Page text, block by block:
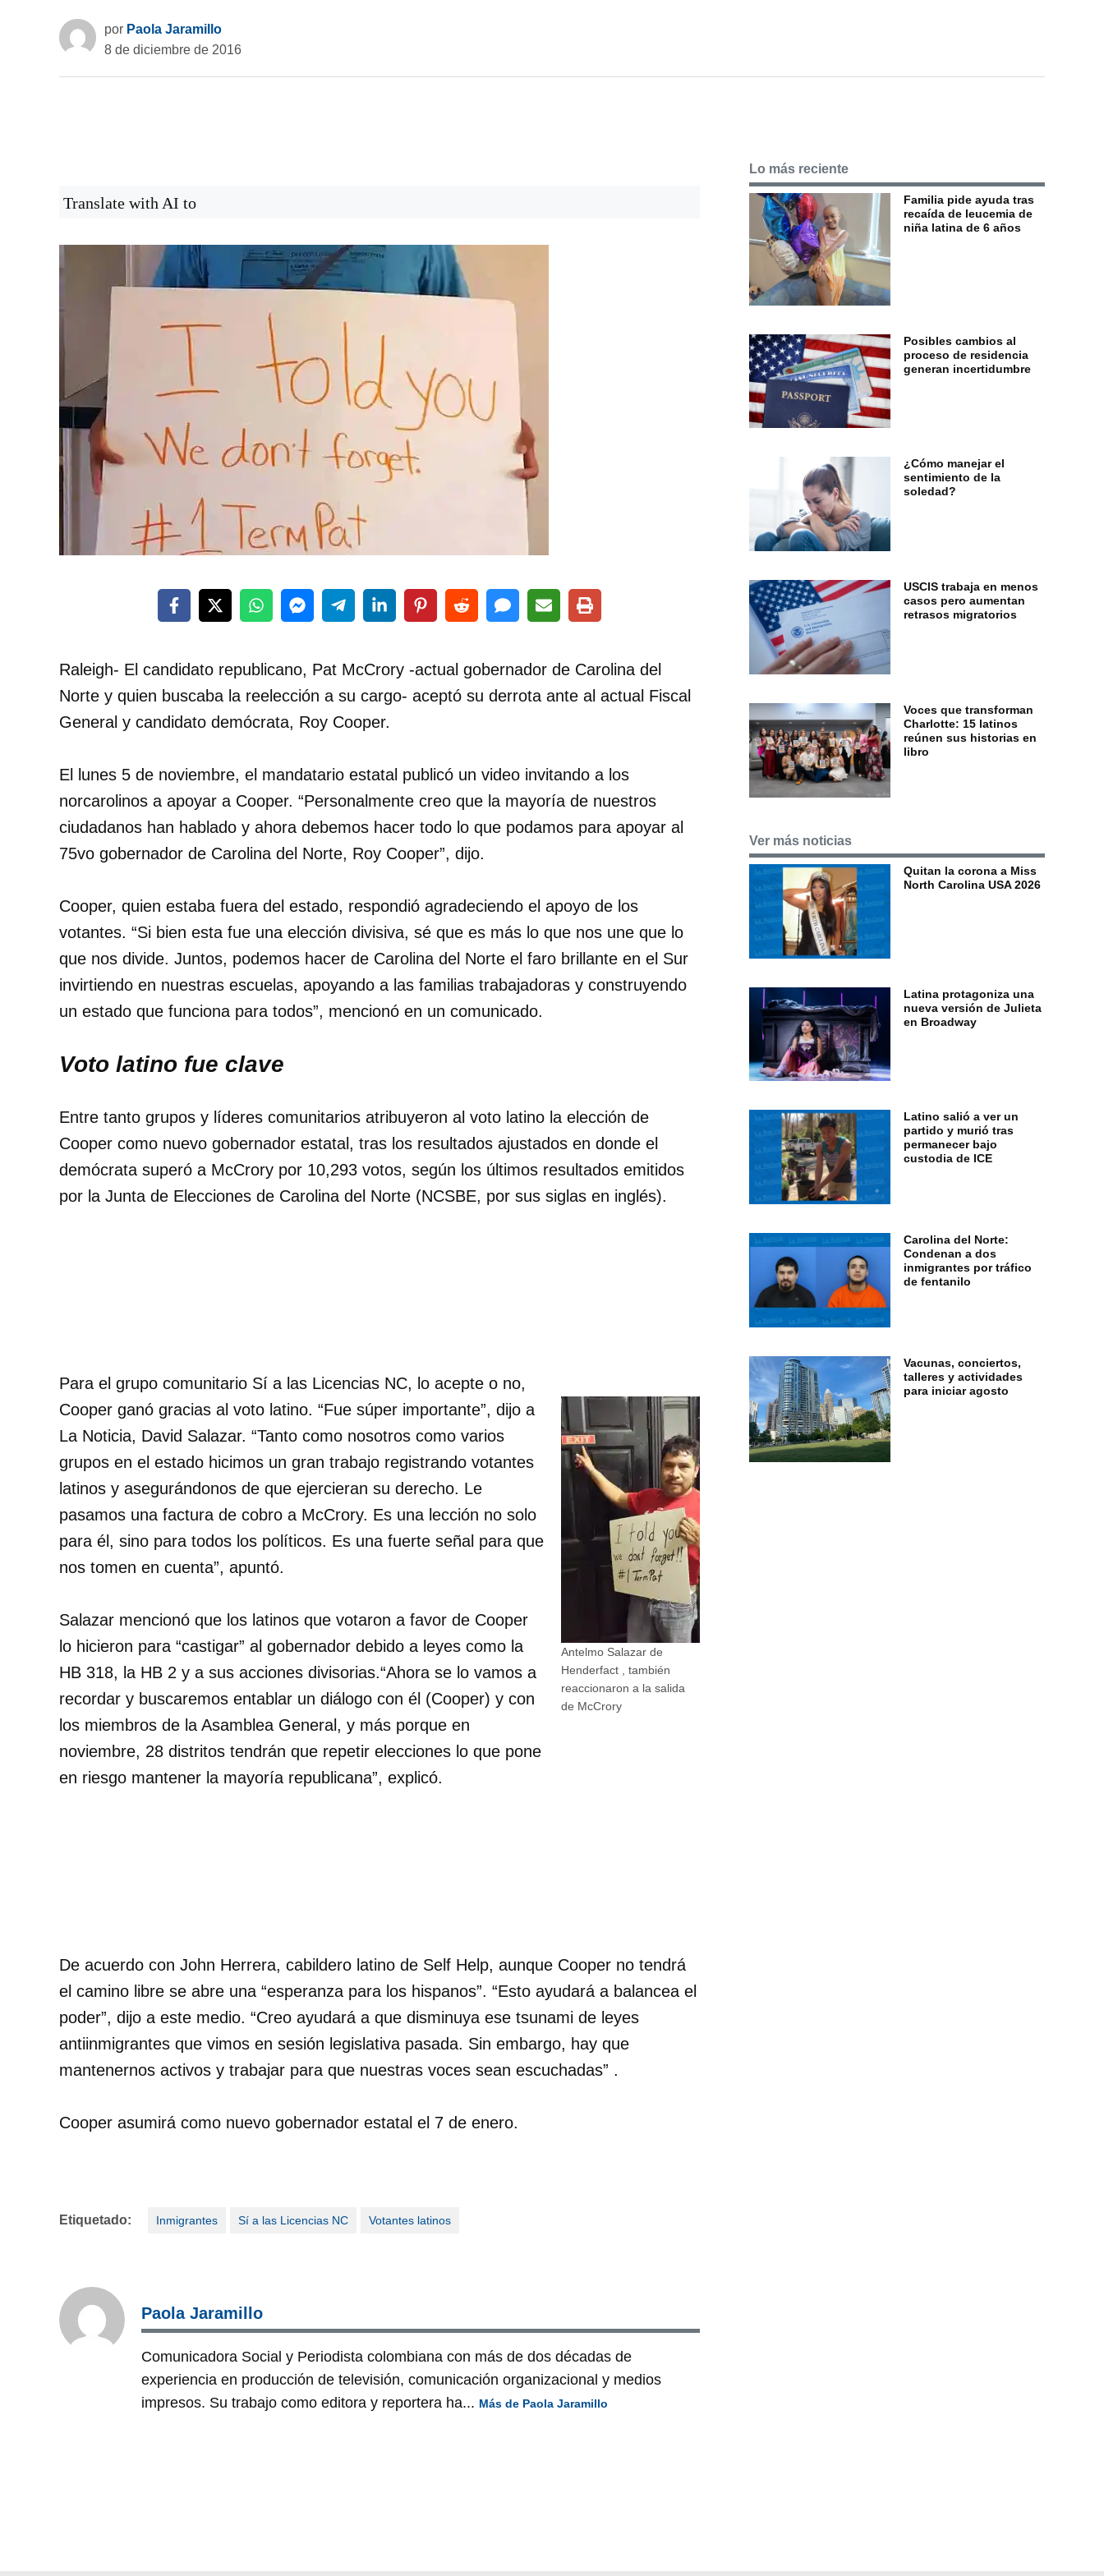
por Paola Jaramillo
8 de diciembre de 2016
Translate with AI to
Raleigh- El candidato republicano, Pat McCrory -actual gobernador de Carolina del
Norte y quien buscaba la reelección a su cargo- aceptó su derrota ante al actual Fiscal
General y candidato demócrata, Roy Cooper.
El lunes 5 de noviembre, el mandatario estatal publicó un video invitando a los
norcarolinos a apoyar a Cooper. “Personalmente creo que la mayoría de nuestros
ciudadanos han hablado y ahora debemos hacer todo lo que podamos para apoyar al
75vo gobernador de Carolina del Norte, Roy Cooper”, dijo.
Cooper, quien estaba fuera del estado, respondió agradeciendo el apoyo de los
votantes. “Si bien esta fue una elección divisiva, sé que es más lo que nos une que lo
que nos divide. Juntos, podemos hacer de Carolina del Norte el faro brillante en el Sur
invirtiendo en nuestras escuelas, apoyando a las familias trabajadoras y construyendo
un estado que funciona para todos”, mencionó en un comunicado.
Voto latino fue clave
Entre tanto grupos y líderes comunitarios atribuyeron al voto latino la elección de
Cooper como nuevo gobernador estatal, tras los resultados ajustados en donde el
demócrata superó a McCrory por 10,293 votos, según los últimos resultados emitidos
por la Junta de Elecciones de Carolina del Norte (NCSBE, por sus siglas en inglés).
Antelmo Salazar de
Henderfact , también
reaccionaron a la salida
de McCrory
Para el grupo comunitario Sí a las Licencias NC, lo acepte o no,
Cooper ganó gracias al voto latino. “Fue súper importante”, dijo a
La Noticia, David Salazar. “Tanto como nosotros como varios
grupos en el estado hicimos un gran trabajo registrando votantes
latinos y asegurándonos de que ejercieran su derecho. Le
pasamos una factura de cobro a McCrory. Es una lección no solo
para él, sino para todos los políticos. Es una fuerte señal para que
nos tomen en cuenta”, apuntó.
Salazar mencionó que los latinos que votaron a favor de Cooper
lo hicieron para “castigar” al gobernador debido a leyes como la
HB 318, la HB 2 y a sus acciones divisorias.“Ahora se lo vamos a
recordar y buscaremos entablar un diálogo con él (Cooper) y con
los miembros de la Asamblea General, y más porque en
noviembre, 28 distritos tendrán que repetir elecciones lo que pone
en riesgo mantener la mayoría republicana”, explicó.
De acuerdo con John Herrera, cabildero latino de Self Help, aunque Cooper no tendrá
el camino libre se abre una “esperanza para los hispanos”. “Esto ayudará a balancea el
poder”, dijo a este medio. “Creo ayudará a que disminuya ese tsunami de leyes
antiinmigrantes que vimos en sesión legislativa pasada. Sin embargo, hay que
mantenernos activos y trabajar para que nuestras voces sean escuchadas” .
Cooper asumirá como nuevo gobernador estatal el 7 de enero.
Etiquetado: Inmigrantes Sí a las Licencias NC Votantes latinos
Paola Jaramillo
Comunicadora Social y Periodista colombiana con más de dos décadas de
experiencia en producción de televisión, comunicación organizacional y medios
impresos. Su trabajo como editora y reportera ha... Más de Paola Jaramillo
Lo más reciente
Familia pide ayuda tras
recaída de leucemia de
niña latina de 6 años
Posibles cambios al
proceso de residencia
generan incertidumbre
¿Cómo manejar el
sentimiento de la
soledad?
USCIS trabaja en menos
casos pero aumentan
retrasos migratorios
Voces que transforman
Charlotte: 15 latinos
reúnen sus historias en
libro
Ver más noticias
Quitan la corona a Miss
North Carolina USA 2026
Latina protagoniza una
nueva versión de Julieta
en Broadway
Latino salió a ver un
partido y murió tras
permanecer bajo
custodia de ICE
Carolina del Norte:
Condenan a dos
inmigrantes por tráfico
de fentanilo
Vacunas, conciertos,
talleres y actividades
para iniciar agosto